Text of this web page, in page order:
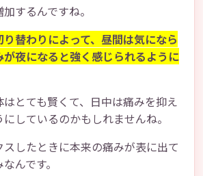
するんですね。
替わりによって、昼間は気になら
夜になると強く感じられるように
とても賢くて、日中は痛みを抑え
しているのかもしれませんね。
したときに本来の痛みが表に出て
んです。